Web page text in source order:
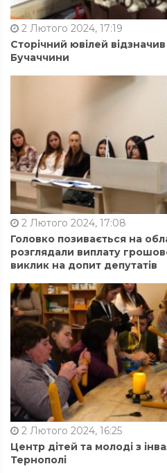
2 Лютого 2024, 17:19
Сторічний ювілей
Бучаччини
2 Лютого 2024, 17:08
Головко позивається на
розглядали виплату
виклик на допит депутатів
2 Лютого 2024, 16:25
Центр дітей та молоді з
Тернополі